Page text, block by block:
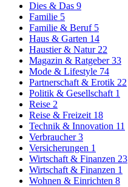
Dies & Das 9
Familie 5
Familie & Beruf 5
Haus & Garten 14
Haustier & Natur 22
Magazin & Ratgeber33
Mode & Lifestyle 74
Partnerschaft & Erotik 22
Politik & Gesellschaft 1
Reise 2
Reise & Freizeit 18
Technik & Innovation 11
Verbraucher3
Versicherungen 1
Wirtschaft & Finanzen 23
Wirtschaft & Finanzen 1
Wohnen & Einrichten 8